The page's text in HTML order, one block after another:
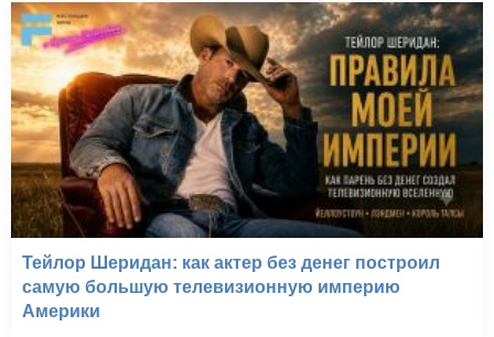
Тейлор Шеридан: как актер без денег построил
самую большую телевизионную империю
Америки